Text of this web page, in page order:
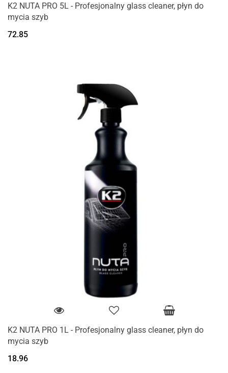
K2 NUTA PRO 5L - Profesjonalny glass cleaner, płyn do
mycia szyb
72.85
K2 NUTA PRO 1L - Profesjonalny glass cleaner, płyn do
mycia szyb
18.96